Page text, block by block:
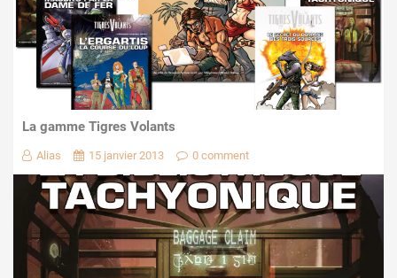
La gamme Tigres Volants
Alias 15 janvier 2013 0 comment